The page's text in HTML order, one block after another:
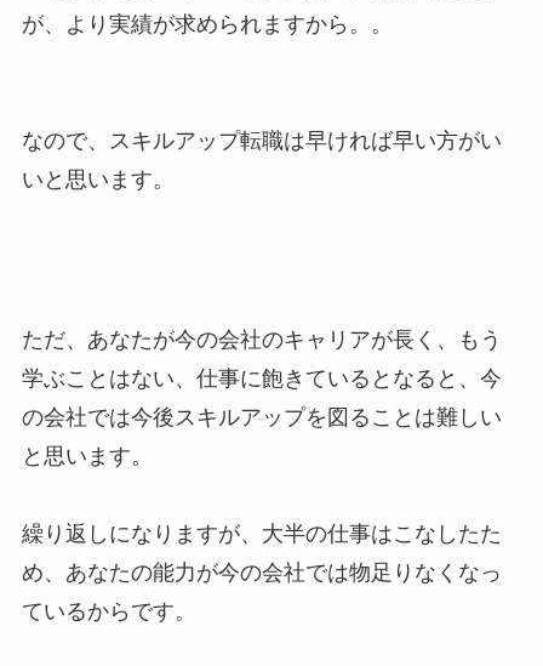
が、より実績が求められますから。。
なので、スキルアップ転職は早ければ早い方がい
いと思います。
ただ、あなたが今の会社のキャリアが長く、もう
学ぶことはない、仕事に飽きているとなると、今
の会社では今後スキルアップを図ることは難しい
と思います。
繰り返しになりますが、大半の仕事はこなしたた
め、あなたの能力が今の会社では物足りなくなっ
ているからです。